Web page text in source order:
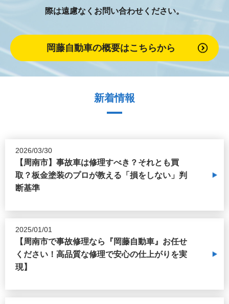
際は遠慮なくお問い合わせください。
岡藤自動車の概要はこちらから
新着情報
2026/03/30
【周南市】事故車は修理すべき？それとも買
取？板金塗装のプロが教える「損をしない」判
断基準
2025/01/01
【周南市で事故修理なら『岡藤自動車』お任せ
ください！高品質な修理で安心の仕上がりを実
現】